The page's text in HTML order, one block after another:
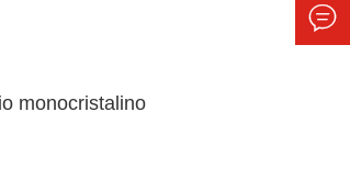
monocristalino
